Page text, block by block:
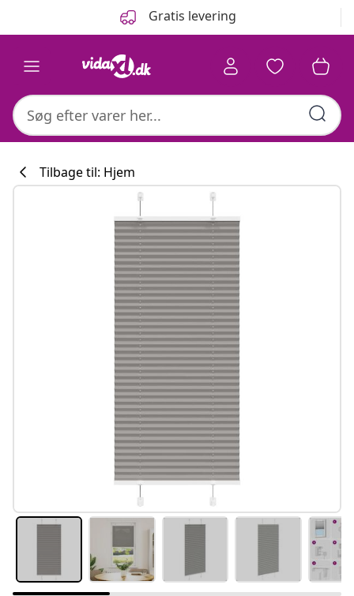
Gratis levering
#sharemevidaxl
Tilbage til: Hjem